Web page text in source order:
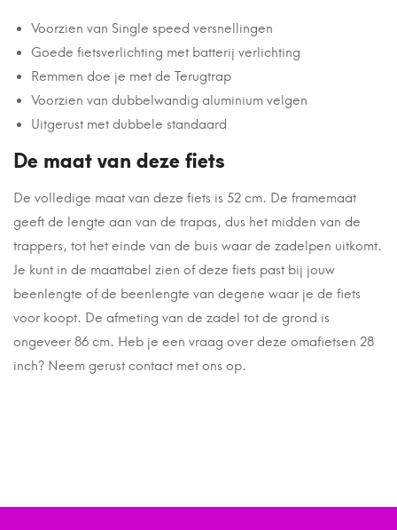
Voorzien van Single speed versnellingen
Goede fietsverlichting met batterij verlichting
Remmen doe je met de Terugtrap
Voorzien van dubbelwandig aluminium velgen
Uitgerust met dubbele standaard
De maat van deze fiets
De volledige maat van deze fiets is 52 cm. De framemaat
geeft de lengte aan van de trapas, dus het midden van de
trappers, tot het einde van de buis waar de zadelpen uitkomt.
Je kunt in de maattabel zien of deze fiets past bij jouw
beenlengte of de beenlengte van degene waar je de fiets
voor koopt. De afmeting van de zadel tot de grond is
ongeveer 86 cm. Heb je een vraag over deze omafietsen 28
inch? Neem gerust contact met ons op.